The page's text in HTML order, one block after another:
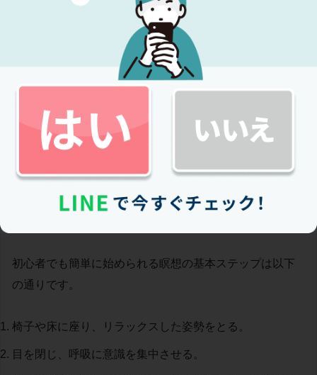
⑥ 瞑想
瞑想とは、今この瞬間に起きていることや感じているこ
とに意識を向け、それを評価や判断せずに受け入れる実
践法です。意識を集中させ、物事をあるがままに観察し
初心者でも簡単に始められる瞑想の基本ステップは以下
の通りです。
椅子や床に座り、リラックスした姿勢をとる。
目を閉じ、呼吸に意識を集中させる。